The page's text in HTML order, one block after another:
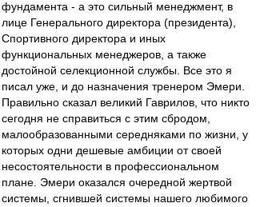
фундамента - а это сильный менеджмент, в
лице Генерального директора (президента),
Спортивного директора и иных
функциональных менеджеров, а также
достойной селекционной службы. Все это я
писал уже, и до назначения тренером Эмери.
Правильно сказал великий Гаврилов, что никто
сегодня не справиться с этим сбродом,
малообразованными середняками по жизни, у
которых одни дешевые амбиции от своей
несостоятельности в профессиональном
плане. Эмери оказался очередной жертвой
системы, сгнившей системы нашего любимого